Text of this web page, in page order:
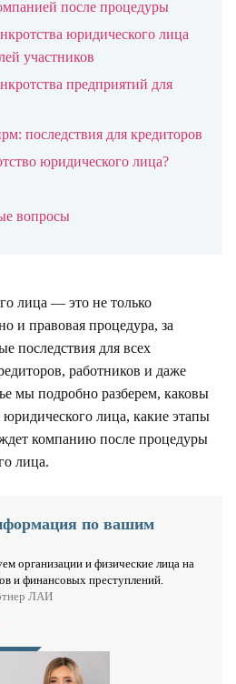
после процедуры
юридического лица
участников
предприятий для
последствия для кредиторов
юридического лица?
вопросы
лица — это не только
и правовая процедура, за
последствия для всех
работников и даже
мы подробно разберем, каковы
юридического лица, какие этапы
компанию после процедуры
лица.
по вашим
организации и физические лица на
и финансовых преступлений.
ЛАИ